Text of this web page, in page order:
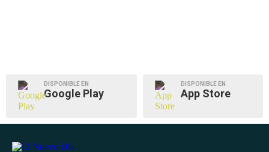
DISPONIBLE EN
Google Play
DISPONIBLE EN
App Store